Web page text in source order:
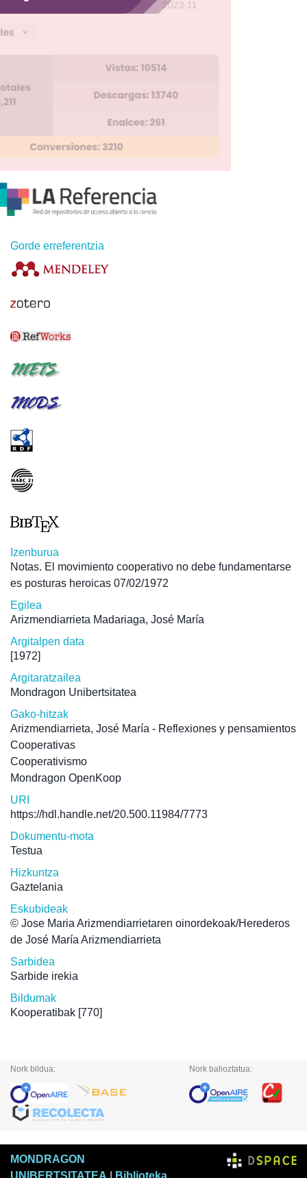
Gorde erreferentzia
Izenburua
Notas. El movimiento cooperativo no debe fundamentarse
es posturas heroicas 07/02/1972
Egilea
Arizmendiarrieta Madariaga, José María
Argitalpen data
[1972]
Argitaratzailea
Mondragon Unibertsitatea
Gako-hitzak
Arizmendiarrieta, José María - Reflexiones y pensamientos
Cooperativas
Cooperativismo
Mondragon OpenKoop
URI
https://hdl.handle.net/20.500.11984/7773
Dokumentu-mota
Testua
Hizkuntza
Gaztelania
Eskubideak
© Jose Maria Arizmendiarrietaren oinordekoak/Herederos
de José María Arizmendiarrieta
Sarbidea
Sarbide irekia
Bildumak
Kooperatibak [770]
Nork bildua: Nork balioztatua:
MONDRAGON